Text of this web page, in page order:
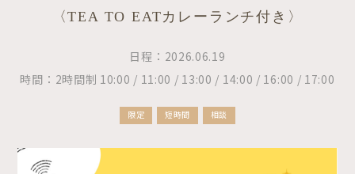
〈TEA TO EATカレーランチ付き〉
日程：2026.06.19
時間：2時間制 10:00 / 11:00 / 13:00 / 14:00 / 16:00 / 17:00
限定 短時間 相談